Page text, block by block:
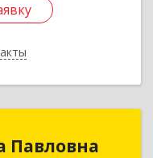
Павловна